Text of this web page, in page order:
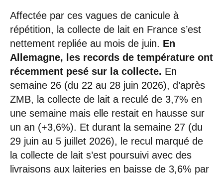
Affectée par ces vagues de canicule à
répétition, la collecte de lait en France s’est
nettement repliée au mois de juin. En
Allemagne, les records de température ont
récemment pesé sur la collecte. En
semaine 26 (du 22 au 28 juin 2026), d’après
ZMB, la collecte de lait a reculé de 3,7% en
une semaine mais elle restait en hausse sur
un an (+3,6%). Et durant la semaine 27 (du
29 juin au 5 juillet 2026), le recul marqué de
la collecte de lait s’est poursuivi avec des
livraisons aux laiteries en baisse de 3,6% par